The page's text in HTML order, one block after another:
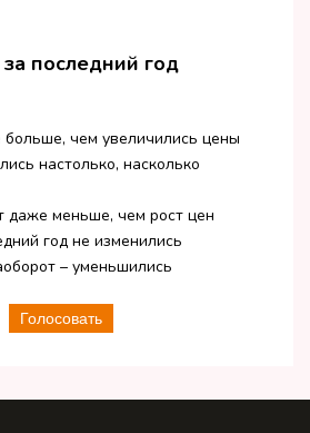
последний год
чем увеличились цены
настолько, насколько
даже меньше, чем рост цен
год не изменились
– уменьшились
Голосовать